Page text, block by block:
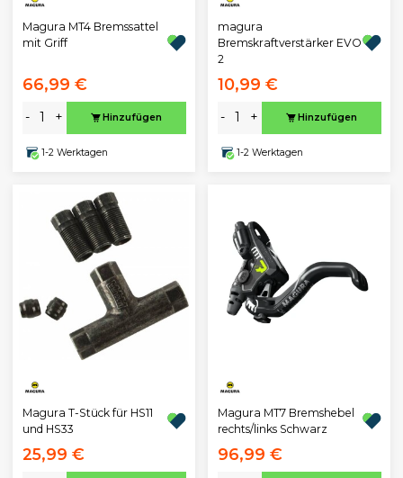
Magura MT4 Bremssattel
mit Griff
66,99 €
- + Hinzufügen
1-2 Werktagen
magura
Bremskraftverstärker EVO
2
10,99 €
- + Hinzufügen
1-2 Werktagen
Magura T-Stück für HS11
und HS33
25,99 €
Magura MT7 Bremshebel
rechts/links Schwarz
96,99 €